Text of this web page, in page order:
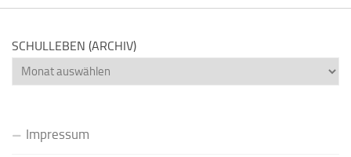
SCHULLEBEN (ARCHIV)
Schulleben
(Archiv)
Impressum